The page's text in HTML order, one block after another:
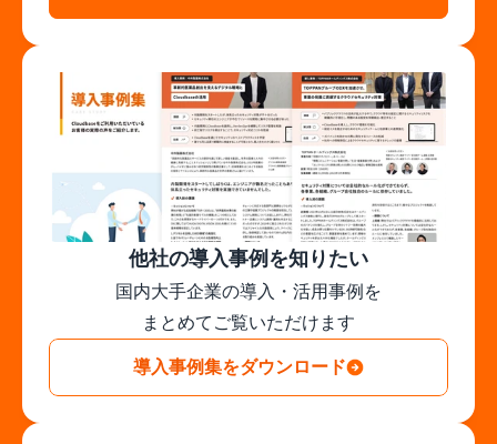
他社の導入事例を知りたい
国内大手企業の導入・活用事例を
まとめてご覧いただけます
導入事例集をダウンロード